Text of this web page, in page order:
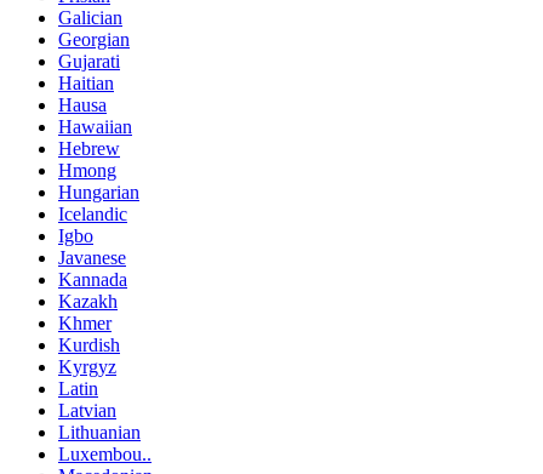
Galician
Georgian
Gujarati
Haitian
Hausa
Hawaiian
Hebrew
Hmong
Hungarian
Icelandic
Igbo
Javanese
Kannada
Kazakh
Khmer
Kurdish
Kyrgyz
Latin
Latvian
Lithuanian
Luxembou..